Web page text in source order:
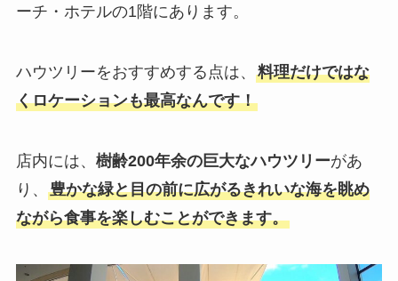
ーチ・ホテルの1階にあります。
ハウツリーをおすすめする点は、 料理だけではな
くロケーションも最高なんです！
店内には、 樹齢200年余の巨大なハウツリーがあ
り、 豊かな緑と目の前に広がるきれいな海を眺め
ながら食事を楽しむことができます。